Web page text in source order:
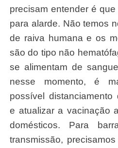
precisam entender é
para alarde. Não temos
de raiva humana e os
são do tipo não
se alimentam de
nesse momento, é
possível distanciamento
e atualizar a vacinação
domésticos. Para
transmissão,